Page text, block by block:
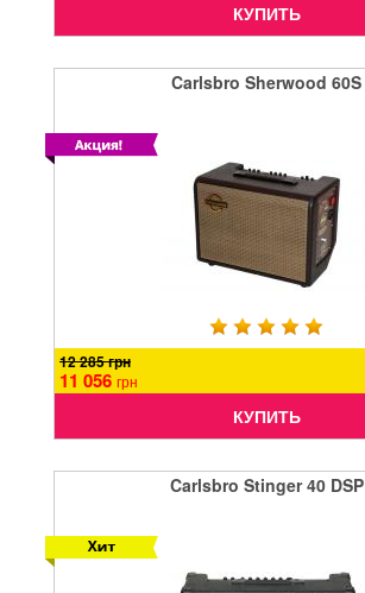
КУПИТЬ
Carlsbro Sherwood 60S
12 285 грн
11 056 грн
КУПИТЬ
Carlsbro Stinger 40 DSP